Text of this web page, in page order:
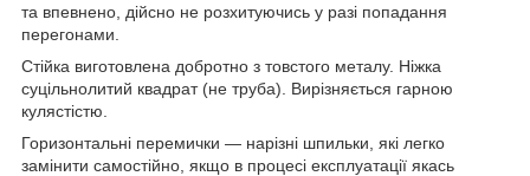
та впевнено, дійсно не розхитуючись у разі попадання
перегонами.
Стійка виготовлена добротно з товстого металу. Ніжка
суцільнолитий квадрат (не труба). Вирізняється гарною
кулястістю.
Горизонтальні перемички — нарізні шпильки, які легко
замінити самостійно, якщо в процесі експлуатації якась